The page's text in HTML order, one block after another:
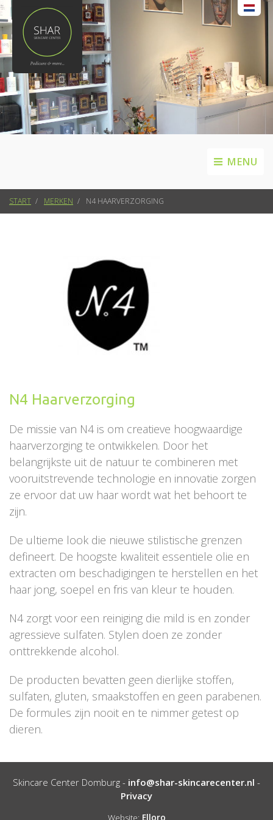
MENU
START MERKEN N4 HAARVERZORGING
N4 Haarverzorging
De missie van N4 is om creatieve hoogwaardige
haarverzorging te ontwikkelen. Door het
belangrijkste uit de natuur te combineren met
vooruitstrevende technologie en innovatie zorgen
ze ervoor dat uw haar wordt wat het behoort te
zijn.
De ultieme look die nieuwe stilistische grenzen
defineert. De hoogste kwaliteit essentiele olie en
extracten om beschadigingen te herstellen en het
haar jong, soepel en fris van kleur te houden.
N4 zorgt voor een reiniging die mild is en zonder
agressieve sulfaten. Stylen doen ze zonder
onttrekkende alcohol.
De producten bevatten geen dierlijke stoffen,
sulfaten, gluten, smaakstoffen en geen parabenen.
De formules zijn nooit en te nimmer getest op
dieren.
Skincare Center Domburg - info@shar-skincarecenter.nl -
Privacy
Website: Elloro